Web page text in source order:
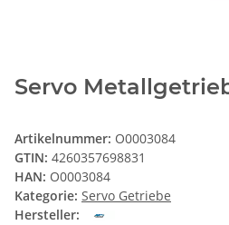
Servo
Artikelnummer: O0003084
GTIN: 4260357698831
HAN: O0003084
Kategorie: Servo Getriebe
Hersteller: